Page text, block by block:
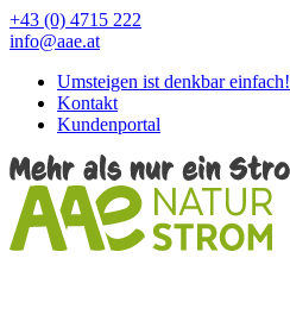
+43 (0) 4715 222
info@aae.at
Umsteigen ist denkbar einfach!
Kontakt
Kundenportal